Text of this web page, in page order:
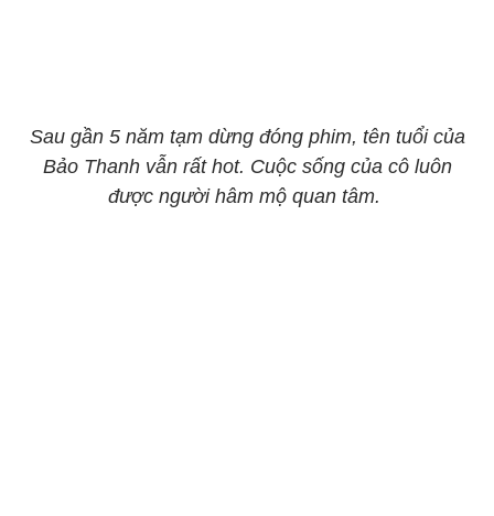
Sau gần 5 năm tạm dừng đóng phim, tên tuổi của
Bảo Thanh vẫn rất hot. Cuộc sống của cô luôn
được người hâm mộ quan tâm.